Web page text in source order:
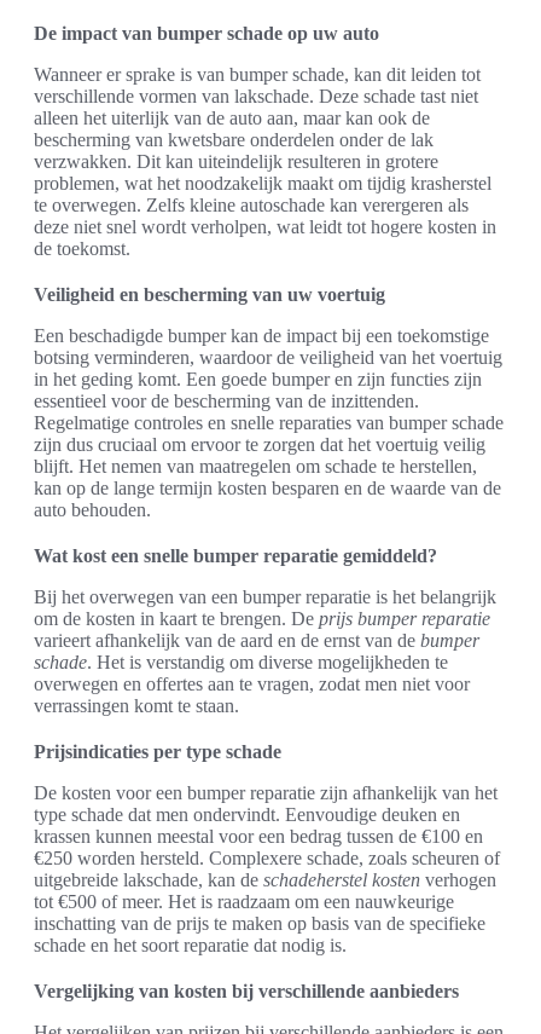
De impact van bumper schade op uw auto
Wanneer er sprake is van bumper schade, kan dit leiden tot
verschillende vormen van lakschade. Deze schade tast niet
alleen het uiterlijk van de auto aan, maar kan ook de
bescherming van kwetsbare onderdelen onder de lak
verzwakken. Dit kan uiteindelijk resulteren in grotere
problemen, wat het noodzakelijk maakt om tijdig krasherstel
te overwegen. Zelfs kleine autoschade kan verergeren als
deze niet snel wordt verholpen, wat leidt tot hogere kosten in
de toekomst.
Veiligheid en bescherming van uw voertuig
Een beschadigde bumper kan de impact bij een toekomstige
botsing verminderen, waardoor de veiligheid van het voertuig
in het geding komt. Een goede bumper en zijn functies zijn
essentieel voor de bescherming van de inzittenden.
Regelmatige controles en snelle reparaties van bumper schade
zijn dus cruciaal om ervoor te zorgen dat het voertuig veilig
blijft. Het nemen van maatregelen om schade te herstellen,
kan op de lange termijn kosten besparen en de waarde van de
auto behouden.
Wat kost een snelle bumper reparatie gemiddeld?
Bij het overwegen van een bumper reparatie is het belangrijk
om de kosten in kaart te brengen. De prijs bumper reparatie
varieert afhankelijk van de aard en de ernst van de bumper
schade. Het is verstandig om diverse mogelijkheden te
overwegen en offertes aan te vragen, zodat men niet voor
verrassingen komt te staan.
Prijsindicaties per type schade
De kosten voor een bumper reparatie zijn afhankelijk van het
type schade dat men ondervindt. Eenvoudige deuken en
krassen kunnen meestal voor een bedrag tussen de €100 en
€250 worden hersteld. Complexere schade, zoals scheuren of
uitgebreide lakschade, kan de schadeherstel kosten verhogen
tot €500 of meer. Het is raadzaam om een nauwkeurige
inschatting van de prijs te maken op basis van de specifieke
schade en het soort reparatie dat nodig is.
Vergelijking van kosten bij verschillende aanbieders